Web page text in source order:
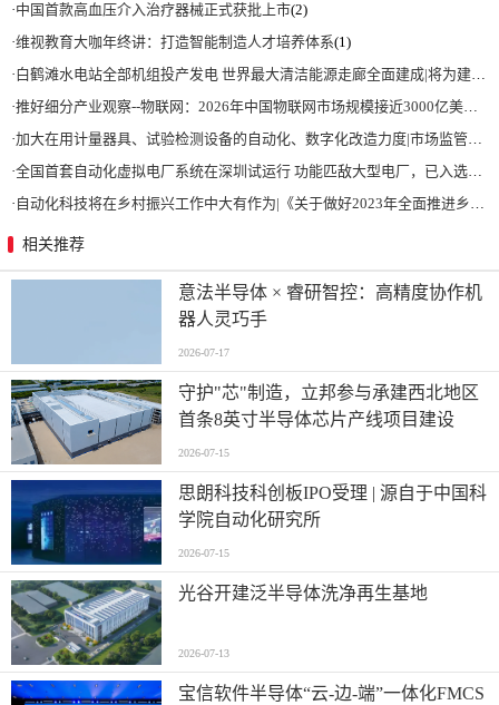
·中国首款高血压介入治疗器械正式获批上市(2)
·维视教育大咖年终讲：打造智能制造人才培养体系(1)
·白鹤滩水电站全部机组投产发电 世界最大清洁能源走廊全面建成|将为建设新型能源体系、保障国家能源安全、实现“双碳”目标提供有力支撑
·推好细分产业观察--物联网：2026年中国物联网市场规模接近3000亿美元 智慧工厂、智慧城市、智慧电网等将占60%以上
·加大在用计量器具、试验检测设备的自动化、数字化改造力度|市场监管总局 工业和信息化部 关于促进企业计量能力提升的指导意见
·全国首套自动化虚拟电厂系统在深圳试运行 功能匹敌大型电厂，已入选国际典型案例
· 自动化科技将在乡村振兴工作中大有作为|《关于做好2023年全面推进乡村振兴重点工作的意见》发布
相关推荐
意法半导体 × 睿研智控：高精度协作机
器人灵巧手
2026-07-17
守护"芯"制造，立邦参与承建西北地区
首条8英寸半导体芯片产线项目建设
2026-07-15
思朗科技科创板IPO受理 | 源自于中国科
学院自动化研究所
2026-07-15
光谷开建泛半导体洗净再生基地
2026-07-13
宝信软件半导体“云-边-端”一体化FMCS